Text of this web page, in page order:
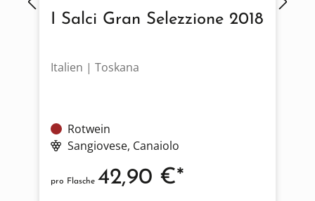
I Salci Gran Selezzione 2018
Italien | Toskana
Rotwein
Sangiovese, Canaiolo
pro Flasche 42,90 €*